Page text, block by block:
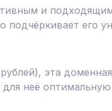
и
его
эта
неё